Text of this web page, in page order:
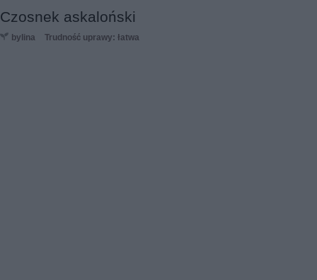
Czosnek askaloński
bylina Trudność uprawy: łatwa